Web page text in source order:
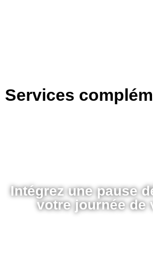
Services
Intégrez une pause
votre journée de